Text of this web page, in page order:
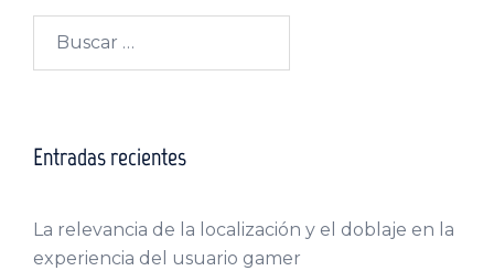
Entradas recientes
La relevancia de la localización y el doblaje en la
experiencia del usuario gamer